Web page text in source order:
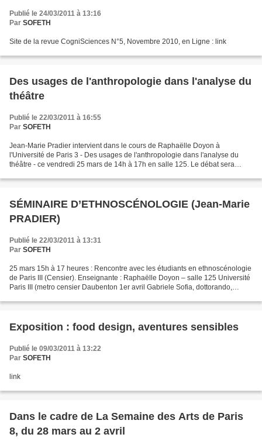
cognitives (Bruneau A.)
Publié le 24/03/2011 à 13:16
Par SOFETH
Site de la revue CogniSciences N°5, Novembre 2010, en Ligne : link
Des usages de l'anthropologie dans l'analyse du
théâtre
Publié le 22/03/2011 à 16:55
Par SOFETH
Jean-Marie Pradier intervient dans le cours de Raphaëlle Doyon à
l'Université de Paris 3 - Des usages de l'anthropologie dans l'analyse du
théâtre - ce vendredi 25 mars de 14h à 17h en salle 125. Le débat sera
SÉMINAIRE D’ETHNOSCÉNOLOGIE (Jean-Marie
PRADIER)
Publié le 22/03/2011 à 13:31
Par SOFETH
25 mars 15h à 17 heures : Rencontre avec les étudiants en ethnoscénologie
de Paris III (Censier). Enseignante : Raphaëlle Doyon – salle 125 Université
Paris III (metro censier Daubenton 1er avril Gabriele Sofia, dottorando,
Exposition : food design, aventures sensibles
Publié le 09/03/2011 à 13:22
Par SOFETH
link
Dans le cadre de La Semaine des Arts de Paris
8, du 28 mars au 2 avril